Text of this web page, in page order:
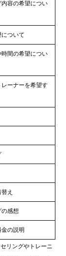
内容の希望につい
ついて
間の希望につい
レーナーを希望す
え
の感想
の説明
リングやトレーニ